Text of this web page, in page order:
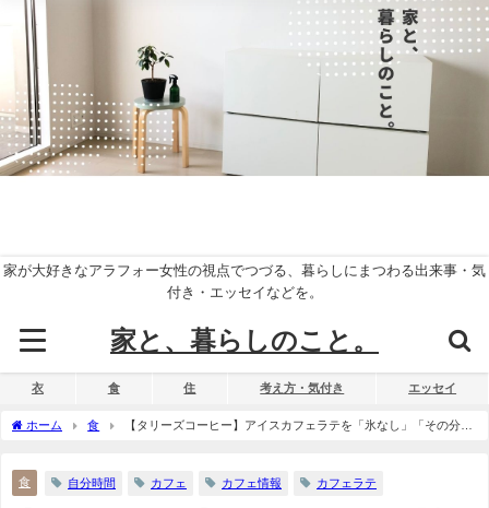
家が大好きなアラフォー女性の視点でつづる、暮らしにまつわる出来事・気
付き・エッセイなどを。
家と、暮らしのこと。
衣 食 住 考え方・気付き エッセイ
ホーム 食
【タリーズコーヒー】アイスカフェラテを「氷なし」「その分ミ
食 自分時間 カフェ カフェ情報 カフェラテ